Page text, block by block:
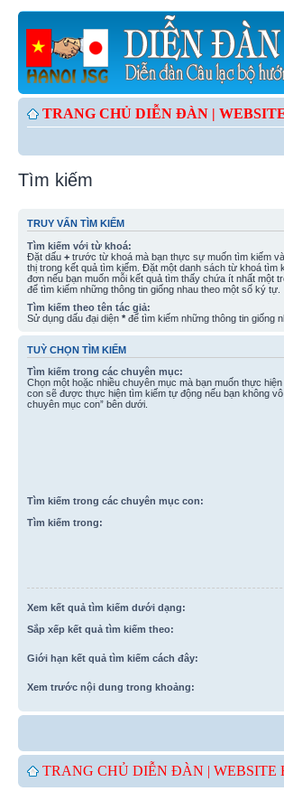
TRANG CHỦ DIỄN ĐÀN |
Tìm kiếm
TRUY VẤN TÌM KIẾM
Tìm kiếm với từ khoá:
Đặt dấu + trước từ khoá mà bạn thực sự muốn tìm kiếm
thị trong kết quả tìm kiếm. Đặt một danh sách từ khoá tìm
đơn nếu bạn muốn mỗi kết quả tìm thấy chứa ít nhất một
để tìm kiếm những thông tin giống nhau theo một số ký tự.
Tìm kiếm theo tên tác giả:
Sử dụng dấu đại diện * để tìm kiếm những thông tin giống
TUỲ CHỌN TÌM KIẾM
Tìm kiếm trong các chuyên mục:
Chọn một hoặc nhiều chuyên mục mà bạn muốn thực
con sẽ được thực hiện tìm kiếm tự động nếu bạn không
chuyên mục con” bên dưới.
Tìm kiếm trong các chuyên mục con:
Tìm kiếm trong:
Xem kết quả tìm kiếm dưới dạng:
Sắp xếp kết quả tìm kiếm theo:
Giới hạn kết quả tìm kiếm cách đây:
Xem trước nội dung trong khoảng:
TRANG CHỦ DIỄN ĐÀN | WEBSITE